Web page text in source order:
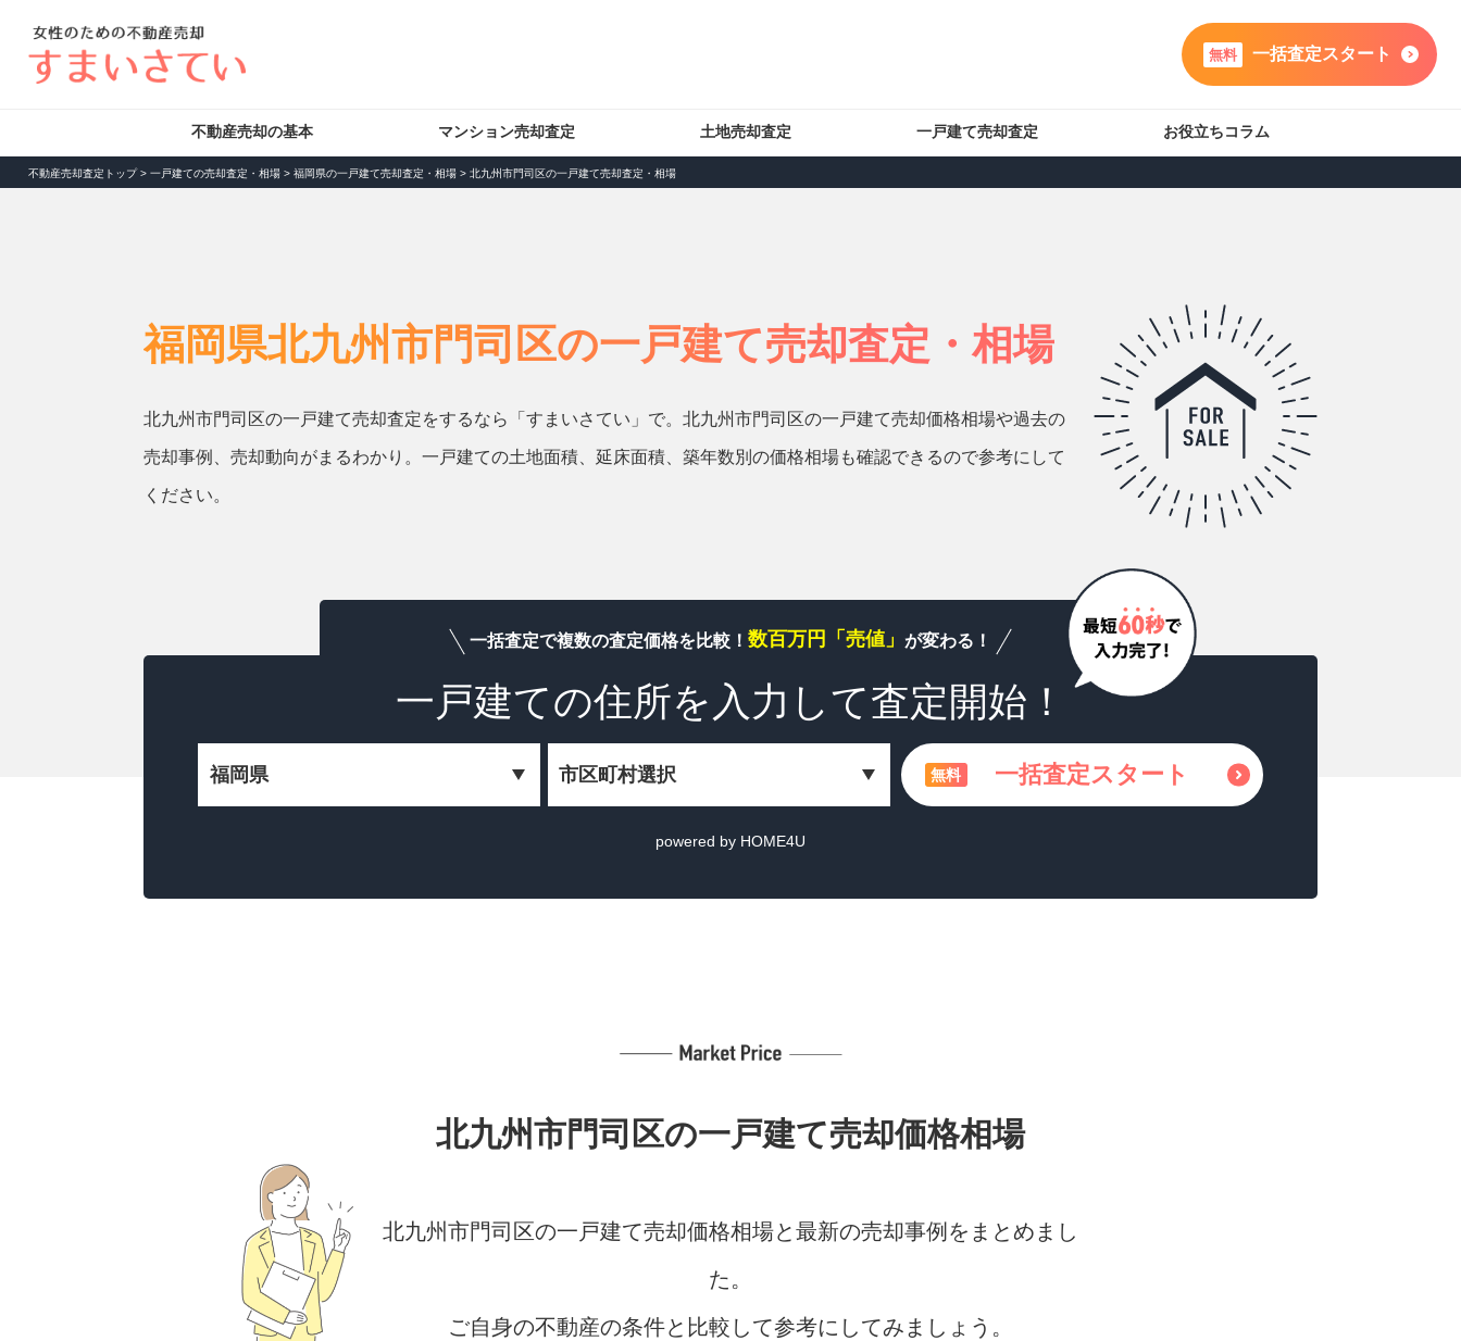
無料 一括査定スタート
不動産売却の基本 マンション売却査定 土地売却査定 一戸建て売却査定 お役立ちコラム
不動産売却査定トップ > 一戸建ての売却査定・相場 > 福岡県の一戸建て売却査定・相場 > 北九州市門司区の一戸建て売却査定・相場
福岡県北九州市門司区の一戸建て売却査定・相場
北九州市門司区の一戸建て売却査定をするなら「すまいさてい」で。北九州市門司区の一戸建て売却価格相場や過去の
売却事例、売却動向がまるわかり。一戸建ての土地面積、延床面積、築年数別の価格相場も確認できるので参考にして
ください。
一括査定で複数の査定価格を比較！ 数百万円「売値」 が変わる！
一戸建ての住所を 入力して査定開始！
無料 一括査定スタート
powered by HOME4U
北九州市門司区の一戸建て売却価格相場
北九州市門司区の一戸建て売却価格相場と最新の売却事例をまとめまし
た。
ご自身の不動産の条件と比較して参考にしてみましょう。